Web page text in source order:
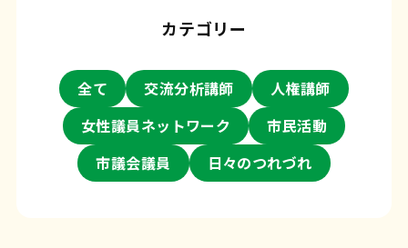
カテゴリー
全て 交流分析講師
人権講師
女性議員ネットワーク
市民活動
市議会議員
日々のつれづれ